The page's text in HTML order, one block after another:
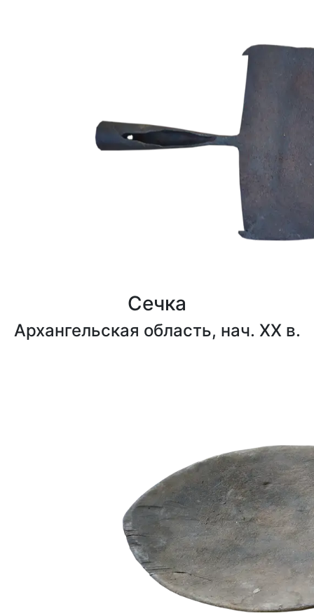
Сечка
Архангельская область, нач. XX в.